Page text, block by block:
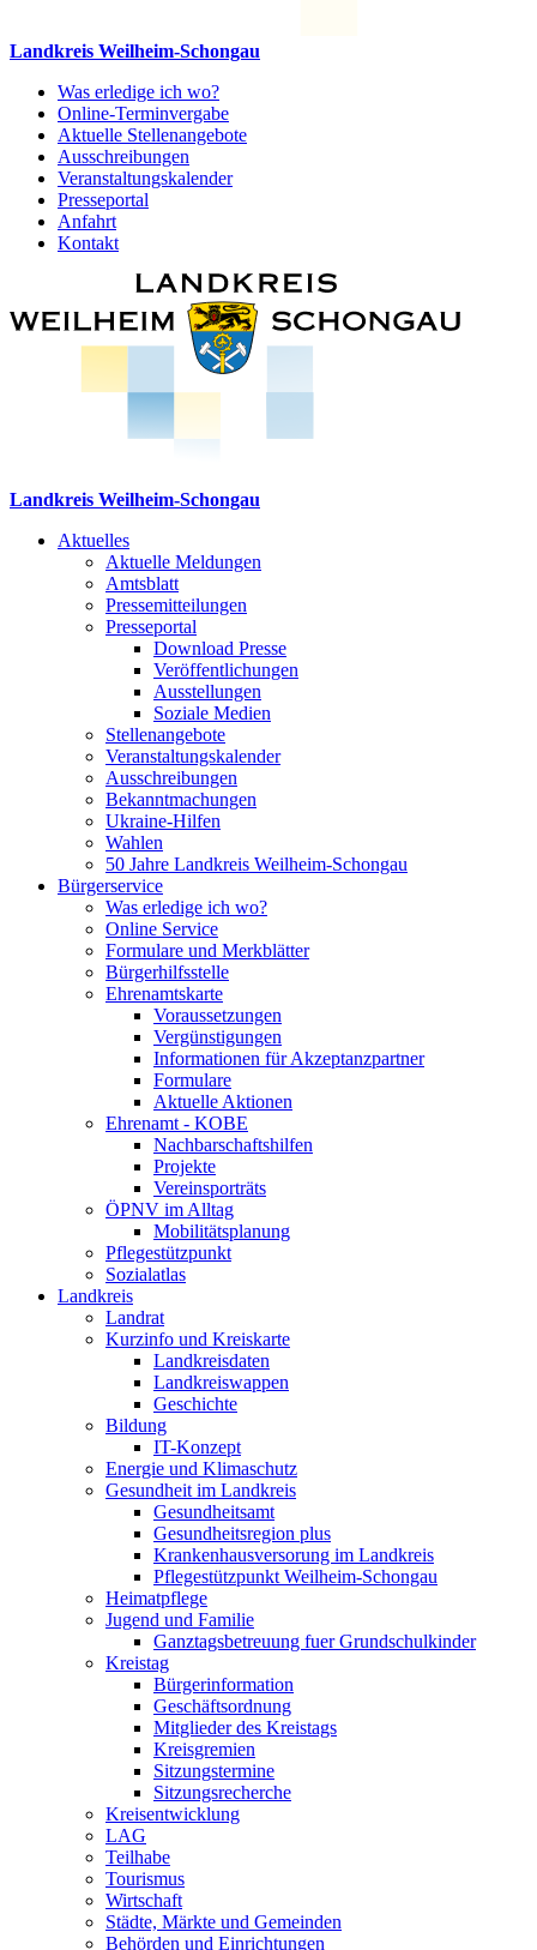
Landkreis Weilheim-Schongau
Was erledige ich wo?
Online-Terminvergabe
Aktuelle Stellenangebote
Ausschreibungen
Veranstaltungskalender
Presseportal
Anfahrt
Kontakt
Landkreis Weilheim-Schongau
Aktuelles
Aktuelle Meldungen
Amtsblatt
Pressemitteilungen
Presseportal
Download Presse
Veröffentlichungen
Ausstellungen
Soziale Medien
Stellenangebote
Veranstaltungskalender
Ausschreibungen
Bekanntmachungen
Ukraine-Hilfen
Wahlen
50 Jahre Landkreis Weilheim-Schongau
Bürgerservice
Was erledige ich wo?
Online Service
Formulare und Merkblätter
Bürgerhilfsstelle
Ehrenamtskarte
Voraussetzungen
Vergünstigungen
Informationen für Akzeptanzpartner
Formulare
Aktuelle Aktionen
Ehrenamt - KOBE
Nachbarschaftshilfen
Projekte
Vereinsporträts
ÖPNV im Alltag
Mobilitätsplanung
Pflegestützpunkt
Sozialatlas
Landkreis
Landrat
Kurzinfo und Kreiskarte
Landkreisdaten
Landkreiswappen
Geschichte
Bildung
IT-Konzept
Energie und Klimaschutz
Gesundheit im Landkreis
Gesundheitsamt
Gesundheitsregion plus
Krankenhausversorung im Landkreis
Pflegestützpunkt Weilheim-Schongau
Heimatpflege
Jugend und Familie
Ganztagsbetreuung fuer Grundschulkinder
Kreistag
Bürgerinformation
Geschäftsordnung
Mitglieder des Kreistags
Kreisgremien
Sitzungstermine
Sitzungsrecherche
Kreisentwicklung
LAG
Teilhabe
Tourismus
Wirtschaft
Städte, Märkte und Gemeinden
Behörden und Einrichtungen